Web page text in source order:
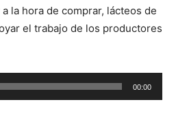
la hora de comprar, lácteos de
el trabajo de los productores
00:00